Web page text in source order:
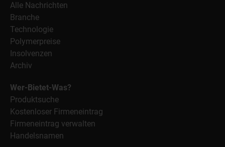
Alle Nachrichten
Branche
Technologie
Polymerpreise
Insolvenzen
Archiv
Wer-Bietet-Was?
Produktsuche
Kostenloser Firmeneintrag
Firmeneintrag verwalten
Handelsnamen